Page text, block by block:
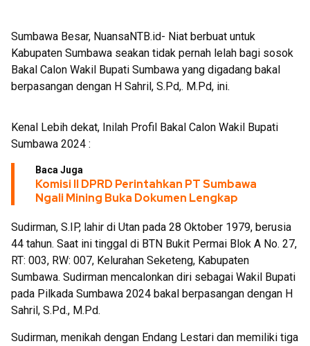
Sumbawa Besar, NuansaNTB.id- Niat berbuat untuk
Kabupaten Sumbawa seakan tidak pernah lelah bagi sosok
Bakal Calon Wakil Bupati Sumbawa yang digadang bakal
berpasangan dengan H Sahril, S.Pd,. M.Pd, ini.
Kenal Lebih dekat, Inilah Profil Bakal Calon Wakil Bupati
Sumbawa 2024 :
Baca Juga
Komisi II DPRD Perintahkan PT Sumbawa
Ngali Mining Buka Dokumen Lengkap
Sudirman, S.IP, lahir di Utan pada 28 Oktober 1979, berusia
44 tahun. Saat ini tinggal di BTN Bukit Permai Blok A No. 27,
RT: 003, RW: 007, Kelurahan Seketeng, Kabupaten
Sumbawa. Sudirman mencalonkan diri sebagai Wakil Bupati
pada Pilkada Sumbawa 2024 bakal berpasangan dengan H
Sahril, S.Pd., M.Pd.
Sudirman, menikah dengan Endang Lestari dan memiliki tiga